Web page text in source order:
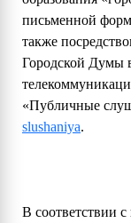
письменной
также
Городской Думы
«Публичные
slushaniya.
В соответствии